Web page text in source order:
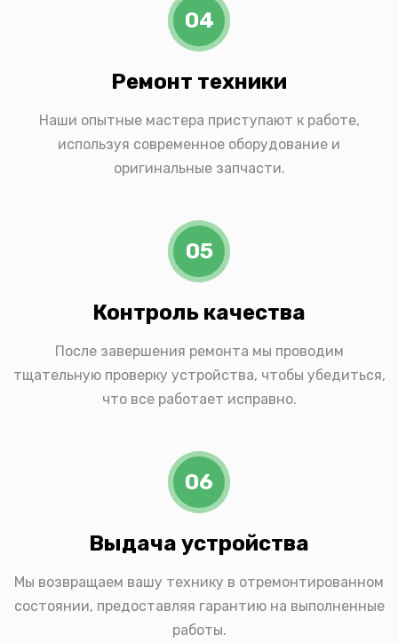
04
Ремонт техники
Наши опытные мастера приступают к работе,
используя современное оборудование и
оригинальные запчасти.
05
Контроль качества
После завершения ремонта мы проводим
тщательную проверку устройства, чтобы убедиться,
что все работает исправно.
06
Выдача устройства
Мы возвращаем вашу технику в отремонтированном
состоянии, предоставляя гарантию на выполненные
работы.